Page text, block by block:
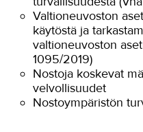
Valtioneuvoston
käytöstä ja
valtioneuvoston
1095/2019)
Nostoja koskevat
velvollisuudet
Nostoympäristön